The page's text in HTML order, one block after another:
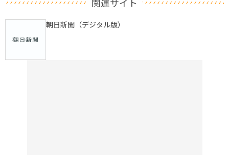
朝日新聞（デジタル版）